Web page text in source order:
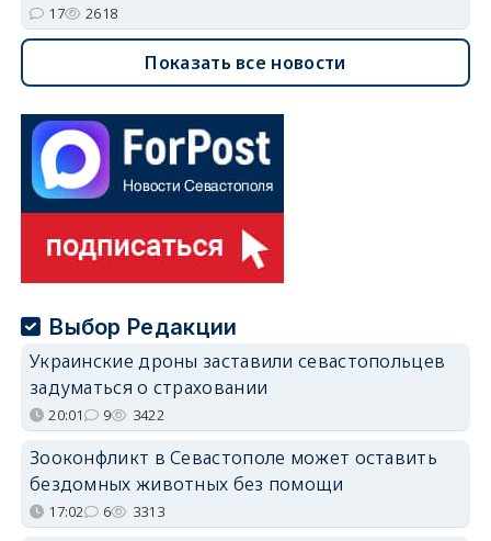
17 2618
Показать все новости
Выбор Редакции
Украинские дроны заставили севастопольцев
задуматься о страховании
20:01 9 3422
Зооконфликт в Севастополе может оставить
бездомных животных без помощи
17:02 6 3313